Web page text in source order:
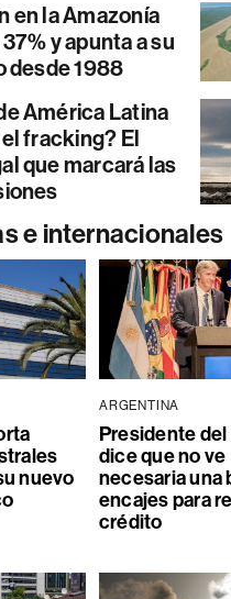
en la Amazonía
y apunta a su
desde 1988
América Latina
fracking? El
que marcará las
e internacionales
nuevo
ARGENTINA
Presidente del
dice que no ve
necesaria una
encajes para
crédito